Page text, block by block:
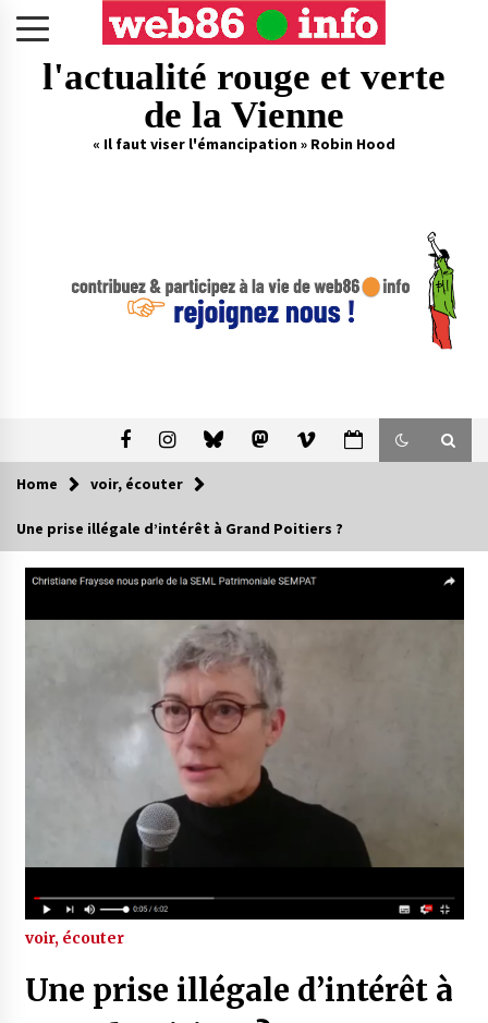
l'actualité rouge et verte
de la Vienne
« Il faut viser l'émancipation » Robin Hood
Home voir, écouter
Une prise illégale d’intérêt à Grand Poitiers ?
voir, écouter
Une prise illégale d’intérêt à